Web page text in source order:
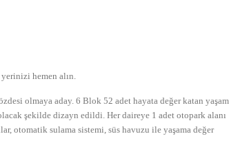
hemen alın.
olmaya aday. 6 Blok 52 adet hayata değer katan yaşam
şekilde dizayn edildi. Her daireye 1 adet otopark alanı
otomatik sulama sistemi, süs havuzu ile yaşama değer